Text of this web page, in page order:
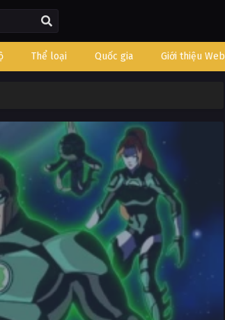
Thể loại Quốc gia Giới thiệu Web